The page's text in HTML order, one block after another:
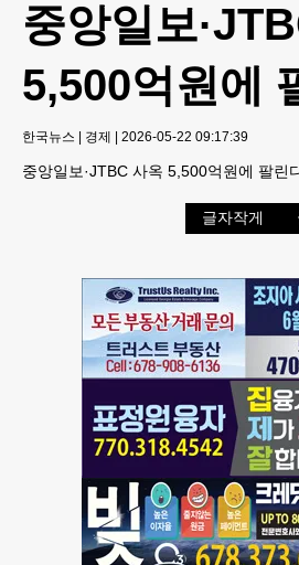
중앙일보
5,500억원에
한국뉴스 | 경제 | 2026-05-22 09:17:39
중앙일보·JTBC 사옥 5,500억원에 팔린
글자작게